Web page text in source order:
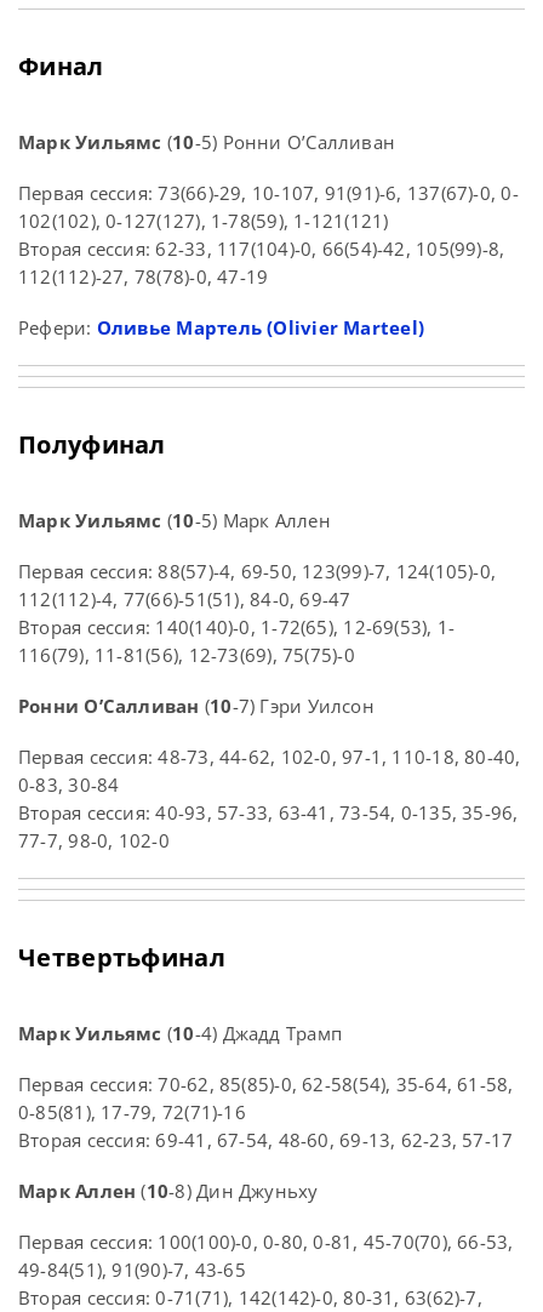
Финал
Марк Уильямс (10-5) Ронни О’Салливан
Первая сессия: 73(66)-29, 10-107, 91(91)-6, 137(67)-0, 0-
102(102), 0-127(127), 1-78(59), 1-121(121)
Вторая сессия: 62-33, 117(104)-0, 66(54)-42, 105(99)-8,
112(112)-27, 78(78)-0, 47-19
Рефери: Оливье Мартель (Olivier Marteel)
Полуфинал
Марк Уильямс (10-5) Марк Аллен
Первая сессия: 88(57)-4, 69-50, 123(99)-7, 124(105)-0,
112(112)-4, 77(66)-51(51), 84-0, 69-47
Вторая сессия: 140(140)-0, 1-72(65), 12-69(53), 1-
116(79), 11-81(56), 12-73(69), 75(75)-0
Ронни О’Салливан (10-7) Гэри Уилсон
Первая сессия: 48-73, 44-62, 102-0, 97-1, 110-18, 80-40,
0-83, 30-84
Вторая сессия: 40-93, 57-33, 63-41, 73-54, 0-135, 35-96,
77-7, 98-0, 102-0
Четвертьфинал
Марк Уильямс (10-4) Джадд Трамп
Первая сессия: 70-62, 85(85)-0, 62-58(54), 35-64, 61-58,
0-85(81), 17-79, 72(71)-16
Вторая сессия: 69-41, 67-54, 48-60, 69-13, 62-23, 57-17
Марк Аллен (10-8) Дин Джуньху
Первая сессия: 100(100)-0, 0-80, 0-81, 45-70(70), 66-53,
49-84(51), 91(90)-7, 43-65
Вторая сессия: 0-71(71), 142(142)-0, 80-31, 63(62)-7,